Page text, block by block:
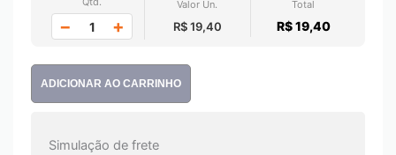
− +
Valor Un.
R$ 19,40
Total
R$ 19,40
ADICIONAR AO CARRINHO
Simulação de frete